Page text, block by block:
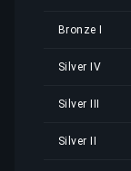
Bronze I
Silver IV
Silver III
Silver II